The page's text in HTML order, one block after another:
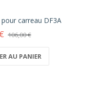
carreau DF3A
106,00 €
AU PANIER